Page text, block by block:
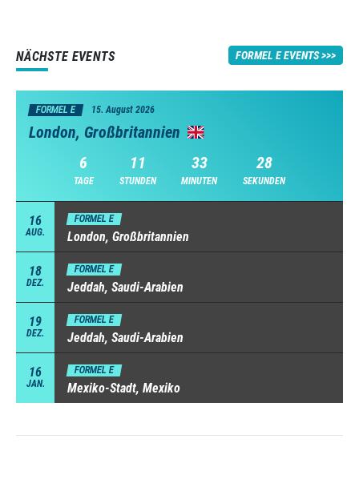
NÄCHSTE EVENTS FORMEL E EVENTS
FORMEL E 15. August 2026
London, Großbritannien
6
TAGE
11
STUNDEN
33
MINUTEN
27
SEKUNDEN
16
AUG.
FORMEL E
London, Großbritannien
18
DEZ.
FORMEL E
Jeddah, Saudi-Arabien
19
DEZ.
FORMEL E
Jeddah, Saudi-Arabien
16
JAN.
FORMEL E
Mexiko-Stadt, Mexiko